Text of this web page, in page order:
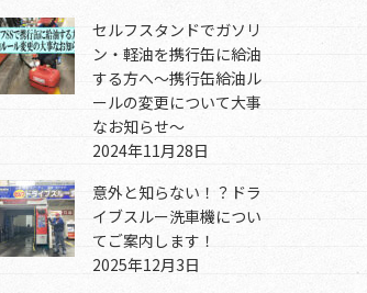
セルフスタンドでガソリ
ン・軽油を携行缶に給油
する方へ～携行缶給油ル
ールの変更について大事
なお知らせ～
2024年11月28日
意外と知らない！？ドラ
イブスルー洗車機につい
てご案内します！
2025年12月3日